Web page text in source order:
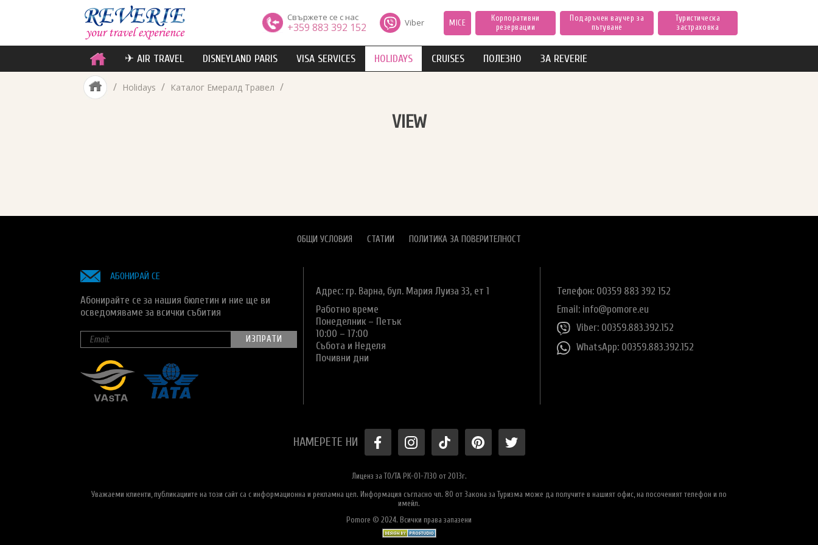
Свържете се с нас
+359 883 392 152 Viber MICE
Корпоративни
резервации
Подаръчен ваучер за
пътуване
Туристическа
застраховка
✈ AIR TRAVEL DISNEYLAND PARIS VISA SERVICES HOLIDAYS CRUISES ПОЛЕЗНО ЗА REVERIE
/ Holidays / Каталог Емералд Травел /
VIEW
ОБЩИ УСЛОВИЯ СТАТИИ ПОЛИТИКА ЗА ПОВЕРИТЕЛНОСТ
АБОНИРАЙ СЕ
Абонирайте се за нашия бюлетин и ние ще ви
осведомяваме за всички събития
Адрес: гр. Варна, бул. Мария Луиза 33, ет 1
Работно време
Понеделник – Петък
10:00 – 17:00
Събота и Неделя
Почивни дни
Телефон: 00359 883 392 152
Email: info@pomore.eu
Viber: 00359.883.392.152
WhatsApp: 00359.883.392.152
НАМЕРЕТЕ НИ
Лиценз за ТО/ТА РК-01-7130 от 2013г.
Уважаеми клиенти, публикациите на този сайт са с информационна и рекламна цел. Информация съгласно чл. 80 от Закона за Туризма може да получите в нашият офис, на посоченият телефон и по
имейл.
Pomore © 2024. Всички права запазени